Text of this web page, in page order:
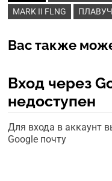
MARK II FLNG
Вас также
Вход через
недоступен
Для входа в аккаунт
Google почту